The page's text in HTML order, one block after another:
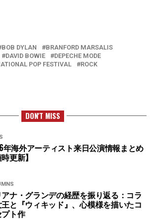
BOB DYLAN
BRANFORD MARSALIS
DAVID BOWIE
DEPECHE MODE
POP FESTIVAL
ROCK
DON'T MISS
年海外アーティスト来日公演情報まとめ
時更新】
ナ・グランデの経歴を振り返る：コラ
と『ウィキッド』、心模様を描いたコ
ト作